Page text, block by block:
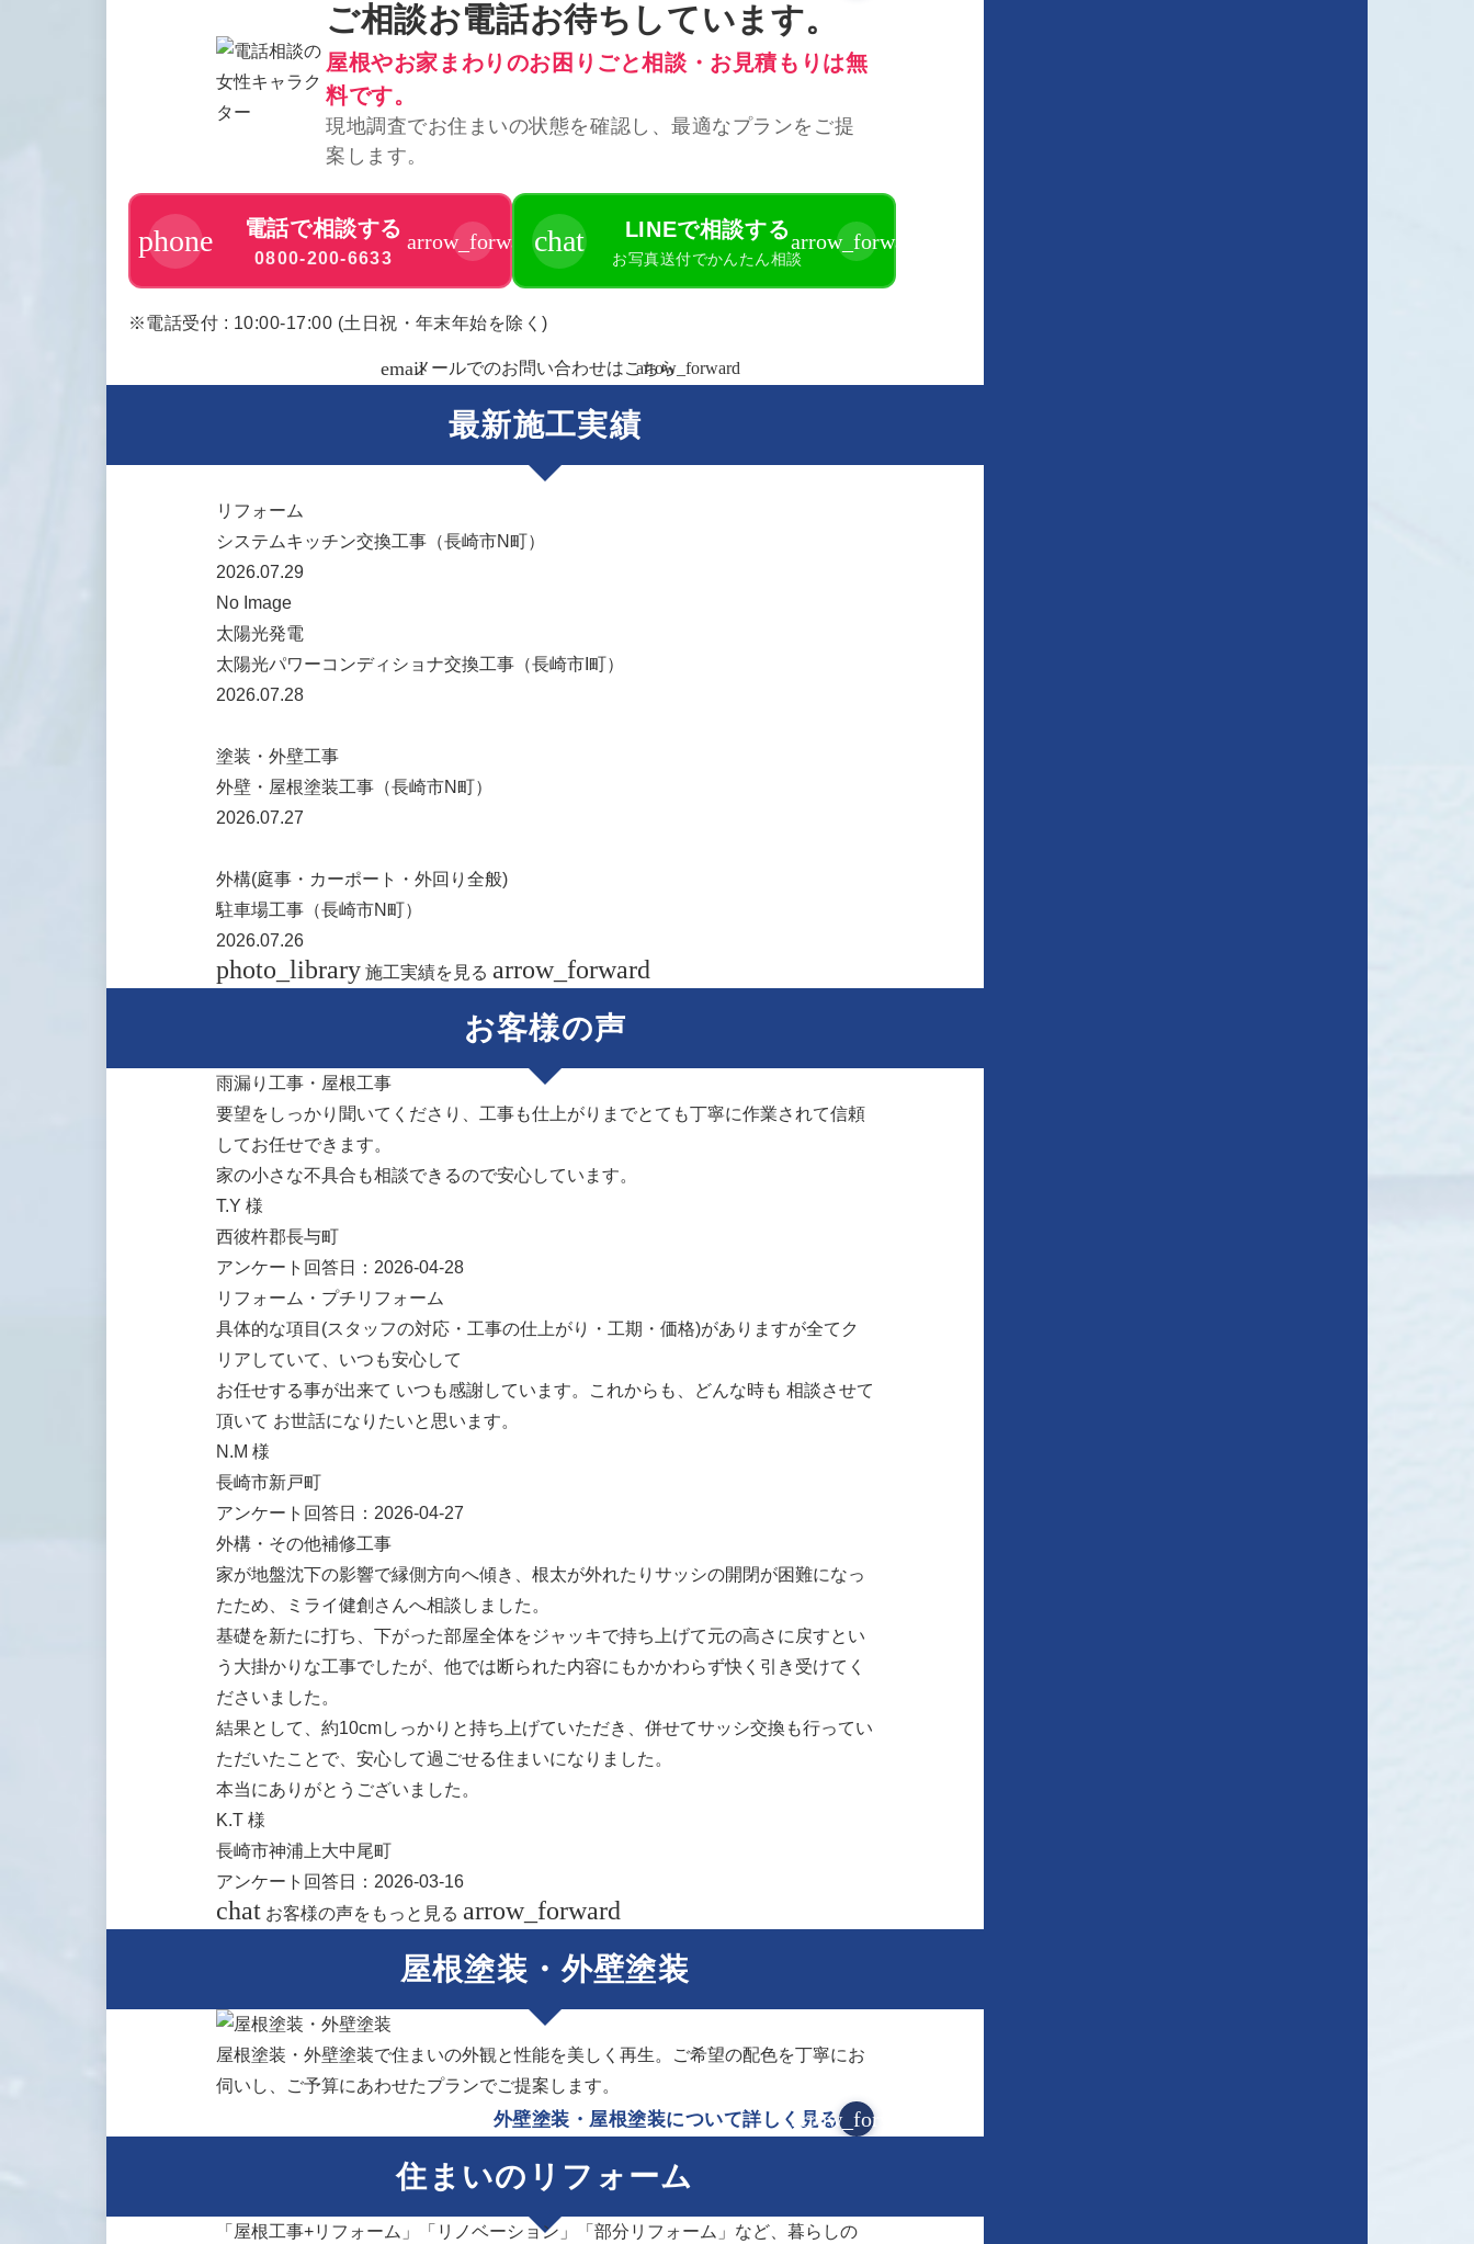
ご相談お電話お待ちしています。
屋根やお家まわりのお困りごと相談・お見積もりは無
料です。
現地調査でお住まいの状態を確認し、最適なプランをご提
案します。
phone 電話で相談する
0800-200-6633
arrow_forwardchat LINEで相談する
お写真送付でかんたん相談
arrow_forward
※電話受付 : 10:00-17:00 (土日祝・年末年始を除く)
emailメールでのお問い合わせはこちらarrow_forward
最新施工実績
リフォーム
システムキッチン交換工事（長崎市N町）
2026.07.29
No Image
太陽光発電
太陽光パワーコンディショナ交換工事（長崎市I町）
2026.07.28
塗装・外壁工事
外壁・屋根塗装工事（長崎市N町）
2026.07.27
外構(庭事・カーポート・外回り全般)
駐車場工事（長崎市N町）
2026.07.26
photo_library 施工実績を見る arrow_forward
お客様の声
雨漏り工事・屋根工事
要望をしっかり聞いてくださり、工事も仕上がりまでとても丁寧に作業されて信頼
してお任せできます。
家の小さな不具合も相談できるので安心しています。
T.Y 様
西彼杵郡長与町
アンケート回答日：2026-04-28
リフォーム・プチリフォーム
具体的な項目(スタッフの対応・工事の仕上がり・工期・価格)がありますが全てク
リアしていて、いつも安心して
お任せする事が出来て いつも感謝しています。これからも、どんな時も 相談させて
頂いて お世話になりたいと思います。
N.M 様
長崎市新戸町
アンケート回答日：2026-04-27
外構・その他補修工事
家が地盤沈下の影響で縁側方向へ傾き、根太が外れたりサッシの開閉が困難になっ
たため、ミライ健創さんへ相談しました。
基礎を新たに打ち、下がった部屋全体をジャッキで持ち上げて元の高さに戻すとい
う大掛かりな工事でしたが、他では断られた内容にもかかわらず快く引き受けてく
ださいました。
結果として、約10cmしっかりと持ち上げていただき、併せてサッシ交換も行ってい
ただいたことで、安心して過ごせる住まいになりました。
本当にありがとうございました。
K.T 様
長崎市神浦上大中尾町
アンケート回答日：2026-03-16
chat お客様の声をもっと見る arrow_forward
屋根塗装・外壁塗装
屋根塗装・外壁塗装で住まいの外観と性能を美しく再生。ご希望の配色を丁寧にお
伺いし、ご予算にあわせたプランでご提案します。
arrow_forward
外壁塗装・屋根塗装について詳しく見る
住まいのリフォーム
「屋根工事+リフォーム」「リノベーション」「部分リフォーム」など、暮らしの